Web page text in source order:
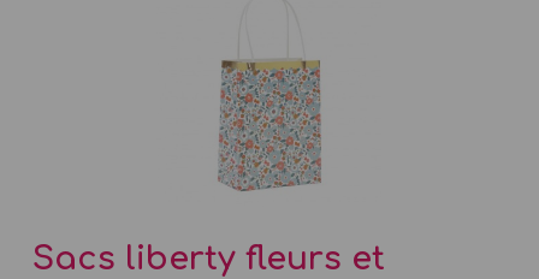
Sacs liberty fleurs et